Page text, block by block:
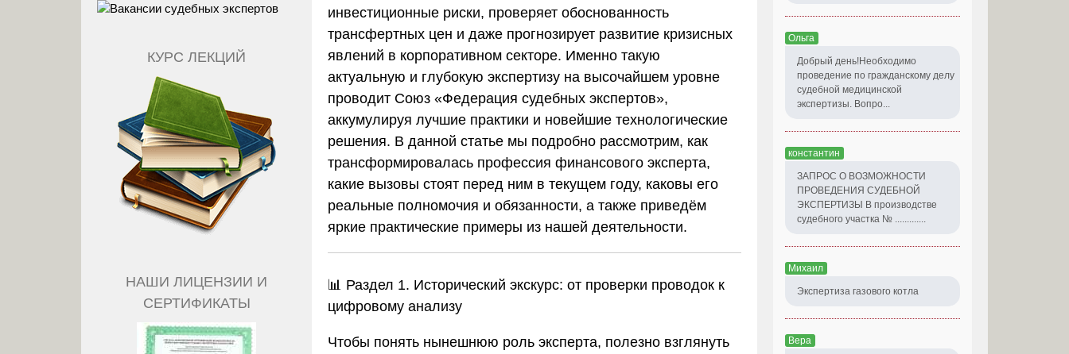
инвестиционные риски, проверяет обоснованность
трансфертных цен и даже прогнозирует развитие кризисных
явлений в корпоративном секторе. Именно такую
актуальную и глубокую экспертизу на высочайшем уровне
проводит Союз «Федерация судебных экспертов»,
аккумулируя лучшие практики и новейшие технологические
решения. В данной статье мы подробно рассмотрим, как
трансформировалась профессия финансового эксперта,
какие вызовы стоят перед ним в текущем году, каковы его
реальные полномочия и обязанности, а также приведём
яркие практические примеры из нашей деятельности.
📊 Раздел 1. Исторический экскурс: от проверки проводок к
цифровому анализу
Чтобы понять нынешнюю роль эксперта, полезно взглянуть
КУРС ЛЕКЦИЙ
НАШИ ЛИЦЕНЗИИ И
СЕРТИФИКАТЫ
Ольга
Добрый день!Необходимо
проведение по гражданскому делу
судебной медицинской
экспертизы. Вопро...
константин
ЗАПРОС О ВОЗМОЖНОСТИ
ПРОВЕДЕНИЯ СУДЕБНОЙ
ЭКСПЕРТИЗЫ В производстве
судебного участка № .............
Михаил
Экспертиза газового котла
Вера